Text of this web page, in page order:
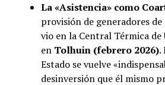
La «Asistencia» como
provisión de generadores
vio en la Central Térmica de
en Tolhuin (febrero 2026).
Estado se vuelve
desinversión que él mismo